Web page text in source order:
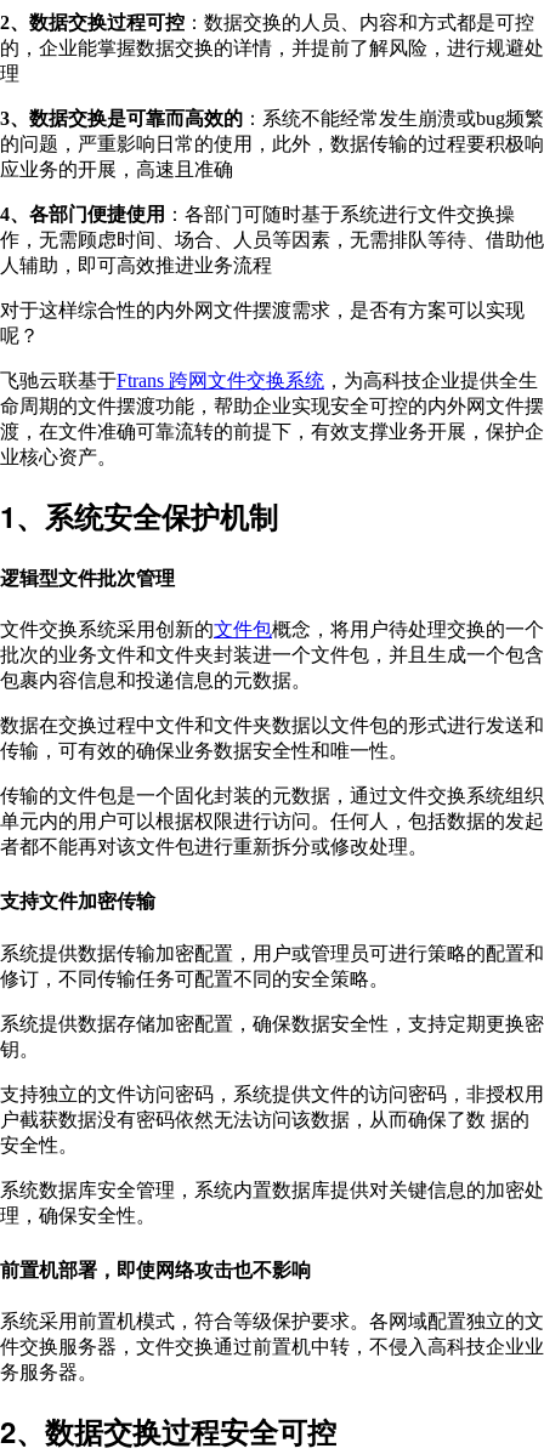
2、数据交换过程可控 ：数据交换的人员、内容和方式都是可控
的，企业能掌握数据交换的详情，并提前了解风险，进行规避处
理
3、数据交换是可靠而高效的 ：系统不能经常发生崩溃或bug频繁
的问题，严重影响日常的使用，此外，数据传输的过程要积极响
应业务的开展，高速且准确
4、各部门便捷使用 ：各部门可随时基于系统进行文件交换操
作，无需顾虑时间、场合、人员等因素，无需排队等待、借助他
人辅助，即可高效推进业务流程
对于这样综合性的内外网文件摆渡需求，是否有方案可以实现
呢？
飞驰云联基于Ftrans 跨网文件交换系统 ，为高科技企业提供全生
命周期的文件摆渡功能，帮助企业实现安全可控的内外网文件摆
渡，在文件准确可靠流转的前提下，有效支撑业务开展，保护企
业核心资产。
1、系统安全保护机制
逻辑型文件批次管理
文件交换系统采用创新的文件包概念，将用户待处理交换的一个
批次的业务文件和文件夹封装进一个文件包，并且生成一个包含
包裹内容信息和投递信息的元数据。
数据在交换过程中文件和文件夹数据以文件包的形式进行发送和
传输，可有效的确保业务数据安全性和唯一性。
传输的文件包是一个固化封装的元数据，通过文件交换系统组织
单元内的用户可以根据权限进行访问。任何人，包括数据的发起
者都不能再对该文件包进行重新拆分或修改处理。
支持文件加密传输
系统提供数据传输加密配置，用户或管理员可进行策略的配置和
修订，不同传输任务可配置不同的安全策略。
系统提供数据存储加密配置，确保数据安全性，支持定期更换密
钥。
支持独立的文件访问密码，系统提供文件的访问密码，非授权用
户截获数据没有密码依然无法访问该数据，从而确保了数 据的
安全性。
系统数据库安全管理，系统内置数据库提供对关键信息的加密处
理，确保安全性。
前置机部署，即使网络攻击也不影响
系统采用前置机模式，符合等级保护要求。各网域配置独立的文
件交换服务器，文件交换通过前置机中转，不侵入高科技企业业
务服务器。
2、数据交换过程安全可控